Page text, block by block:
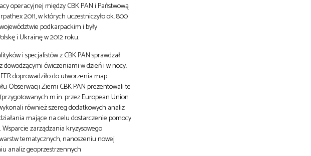
operacyjnej między CBK PAN i Państwową
2011, w których uczestniczyło ok. 800
podkarpackim i były
i Ukrainę w 2012 roku.
i specjalistów z CBK PAN sprawdzał
ćwiczeniami w dzień i w nocy.
doprowadziło do utworzenia map
Obserwacji Ziemi CBK PAN prezentowali te
m.in. przez European Union
również szereg dodatkowych analiz
mające na celu dostarczenie pomocy
zarządzania kryzysowego
tematycznych, nanoszeniu nowej
analiz geoprzestrzennych